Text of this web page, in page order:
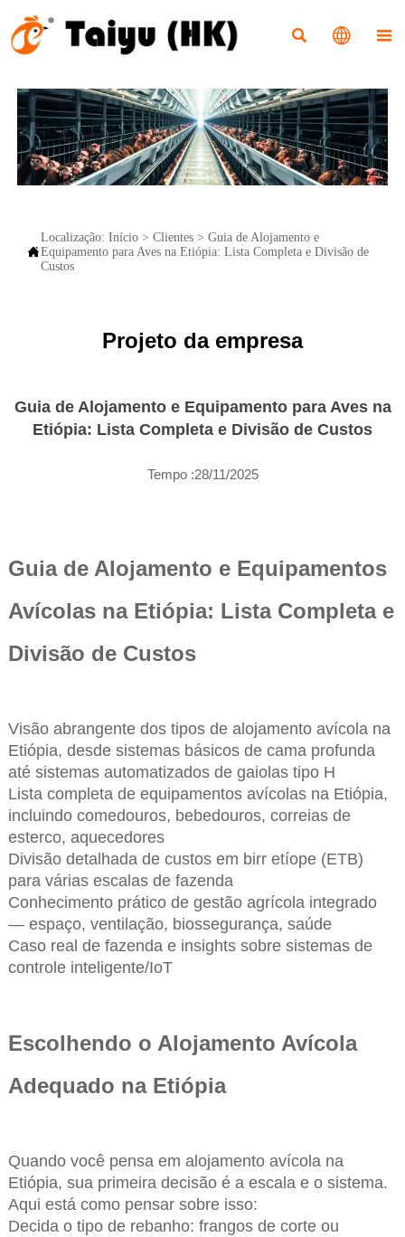
  

Localização: Início> Clientes> Guia de Alojamento e
Equipamento para Aves na Etiópia: Lista Completa e Divisão de
Custos
Projeto da empresa
Guia de Alojamento e Equipamento para Aves na
Etiópia: Lista Completa e Divisão de Custos
Tempo :28/11/2025
Guia de Alojamento e Equipamentos
Avícolas na Etiópia: Lista Completa e
Divisão de Custos
Visão abrangente dos tipos de alojamento avícola na
Etiópia, desde sistemas básicos de cama profunda
até sistemas automatizados de gaiolas tipo H
Lista completa de equipamentos avícolas na Etiópia,
incluindo comedouros, bebedouros, correias de
esterco, aquecedores
Divisão detalhada de custos em birr etíope (ETB)
para várias escalas de fazenda
Conhecimento prático de gestão agrícola integrado
— espaço, ventilação, biossegurança, saúde
Caso real de fazenda e insights sobre sistemas de
controle inteligente/IoT
Escolhendo o Alojamento Avícola
Adequado na Etiópia
Quando você pensa em alojamento avícola na
Etiópia, sua primeira decisão é a escala e o sistema.
Aqui está como pensar sobre isso:
Decida o tipo de rebanho: frangos de corte ou